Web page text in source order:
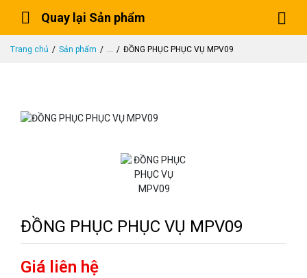
Quay lại Sản phẩm
Trang chủ Sản phẩm ... ĐỒNG PHỤC PHỤC VỤ MPV09
ĐỒNG PHỤC PHỤC VỤ MPV09
Giá liên hệ